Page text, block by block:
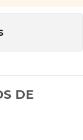
DE